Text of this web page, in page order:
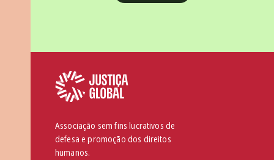
Associação sem fins lucrativos de
defesa e promoção dos direitos
humanos.